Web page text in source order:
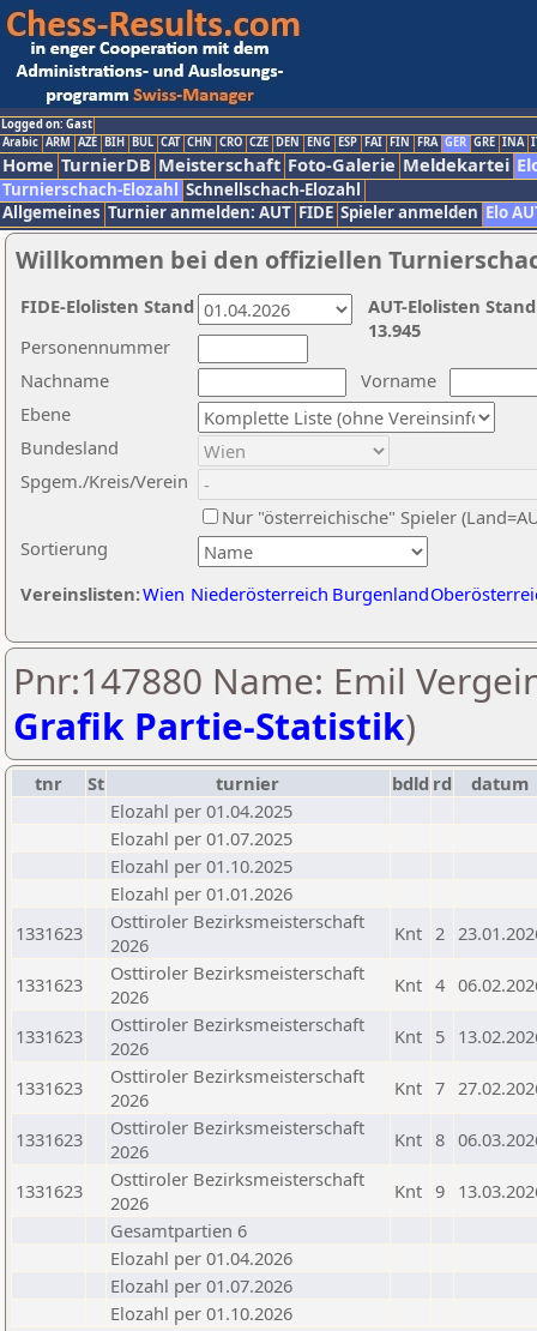
Logged on: Gast
Arabic ARM AZE BIH BUL CAT CHN CRO CZE DEN ENG ESP FAI FIN FRA GER GRE INA
Home TurnierDB Meisterschaft Foto-Galerie Meldekartei
Turnierschach-Elozahl Schnellschach-Elozahl
Allgemeines Turnier anmelden: AUT FIDE Spieler anmelden Elo
Willkommen bei den offiziellen
Nachname
Vorname
Ebene
Sortierung
Personennummer
Bundesland
Spgem./Kreis/Verein
Nur "österreichische" Spieler
Vereinslisten:Wien Niederösterreich Burgenland
AUT-Elolisten
13.945
FIDE-Elolisten Stand
Pnr:147880 Name: Emil
Grafik Partie-Statistik)
tnr St turnier bdld rd
datum
Elozahl per 01.04.2025
Elozahl per 01.07.2025
Elozahl per 01.10.2025
Elozahl per 01.01.2026
1331623
Osttiroler Bezirksmeisterschaft
2026
Knt 2
1331623
Osttiroler Bezirksmeisterschaft
2026
Knt 4
1331623
Osttiroler Bezirksmeisterschaft
2026
Knt 5
1331623
Osttiroler Bezirksmeisterschaft
2026
Knt 7
1331623
Osttiroler Bezirksmeisterschaft
2026
Knt 8
1331623
Osttiroler Bezirksmeisterschaft
2026
Knt 9
Gesamtpartien 6
Elozahl per 01.04.2026
Elozahl per 01.07.2026
Elozahl per 01.10.2026